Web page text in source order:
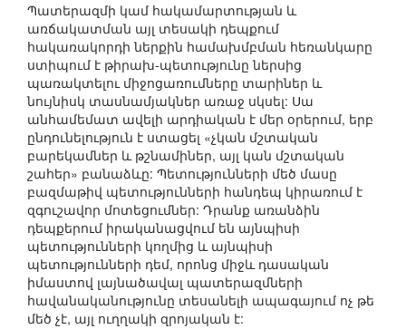
Պատերազմի կամ հակամարտության և
առճակատման այլ տեսակի դեպքում
հակառակորդի ներքին համախմբման հեռանկարը
ստիպում է թիրախ-պետությունը ներսից
պառակտելու միջոցառումները տարիներ և
նույնիսկ տասնամյակներ առաջ սկսել: Սա
անհամեմատ ավելի արդիական է մեր օրերում, երբ
ընդունելություն է ստացել «չկան մշտական
բարեկամներ և թշնամիներ, այլ կան մշտական
շահեր» բանաձևը: Պետությունների մեծ մասը
բազմաթիվ պետությունների հանդեպ կիրառում է
զգուշավոր մոտեցումներ: Դրանք առանձին
դեպքերում իրականացվում են այնպիսի
պետությունների կողմից և այնպիսի
պետությունների դեմ, որոնց միջև դասական
իմաստով լայնածավալ պատերազմների
հավանականությունը տեսանելի ապագայում ոչ թե
մեծ չէ, այլ ուղղակի զրոյական է: